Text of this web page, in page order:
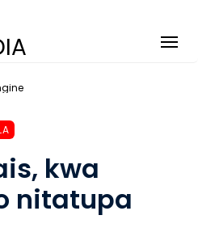
kwa
nitatupa